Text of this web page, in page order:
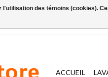
ACCUEIL
l'utilisation des témoins (cookies).